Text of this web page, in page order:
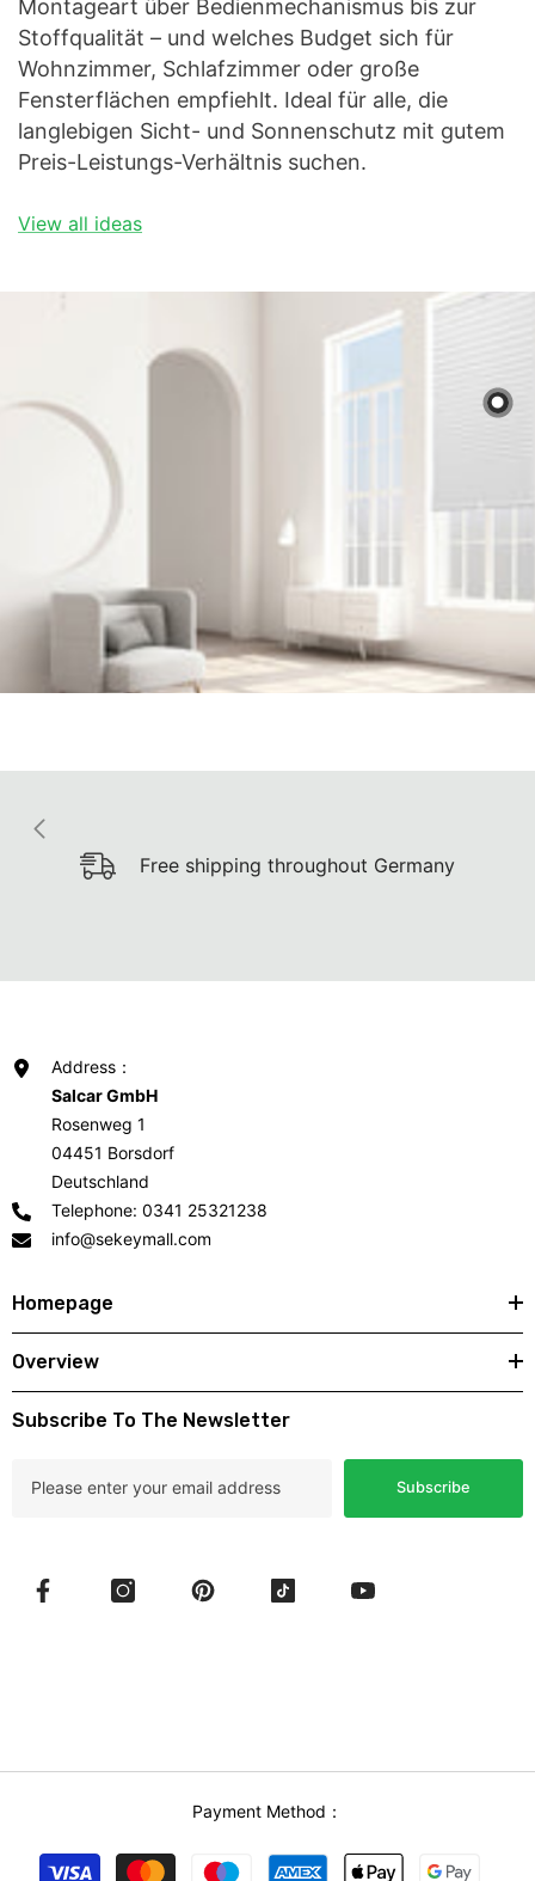
Montageart über Bedienmechanismus bis zur
Stoffqualität – und welches Budget sich für
Wohnzimmer, Schlafzimmer oder große
Fensterflächen empfiehlt. Ideal für alle, die
langlebigen Sicht- und Sonnenschutz mit gutem
Preis-Leistungs-Verhältnis suchen.
View all ideas
Free shipping throughout Germany
Address：
Salcar GmbH
Rosenweg 1
04451 Borsdorf
Deutschland
Telephone: 0341 25321238
info@sekeymall.com
Homepage
Overview
Subscribe To The Newsletter
Subscribe
Payment Method：
Payment